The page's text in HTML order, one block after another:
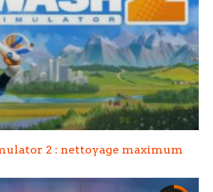
2 : nettoyage maximum